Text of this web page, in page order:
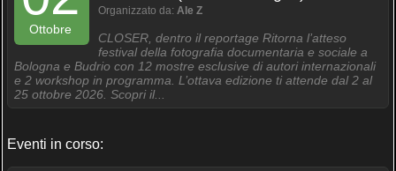
Ottobre
Organizzato da: Ale Z
CLOSER, dentro il reportage Ritorna l’atteso
festival della fotografia documentaria e sociale a
Bologna e Budrio con 12 mostre esclusive di autori internazionali
e 2 workshop in programma. L’ottava edizione ti attende dal 2 al
25 ottobre 2026. Scopri il...
Eventi in corso: